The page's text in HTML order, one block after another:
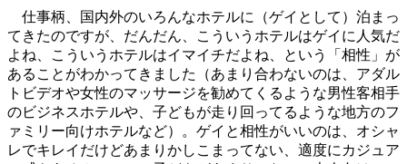
仕事柄、国内外のいろんなホテルに（ゲイとして）泊まっ
てきたのですが、だんだん、こういうホテルはゲイに人気だ
よね、こういうホテルはイマイチだよね、という「相性」が
あることがわかってきました（あまり合わないのは、アダル
トビデオや女性のマッサージを勧めてくるような男性客相手
のビジネスホテルや、子どもが走り回ってるような地方のフ
ァミリー向けホテルなど）。ゲイと相性がいいのは、オシャ
レでキレイだけどあまりかしこまってない、適度にカジュア